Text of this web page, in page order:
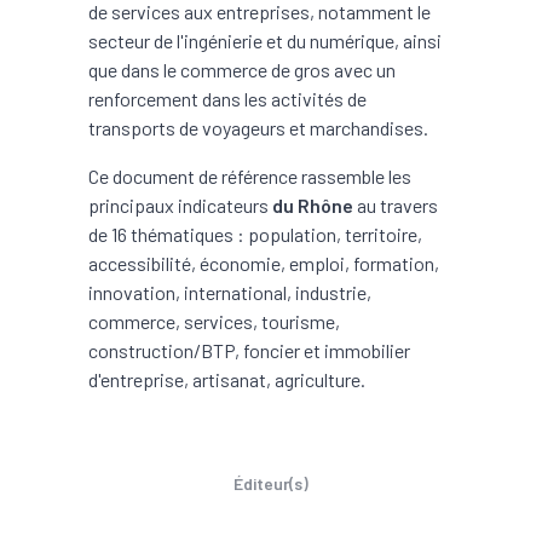
de services aux entreprises, notamment le
secteur de l'ingénierie et du numérique, ainsi
que dans le commerce de gros avec un
renforcement dans les activités de
transports de voyageurs et marchandises.
Ce document de référence rassemble les
principaux indicateurs du Rhône au travers
de 16 thématiques : population, territoire,
accessibilité, économie, emploi, formation,
innovation, international, industrie,
commerce, services, tourisme,
construction/BTP, foncier et immobilier
d'entreprise, artisanat, agriculture.
Éditeur(s)